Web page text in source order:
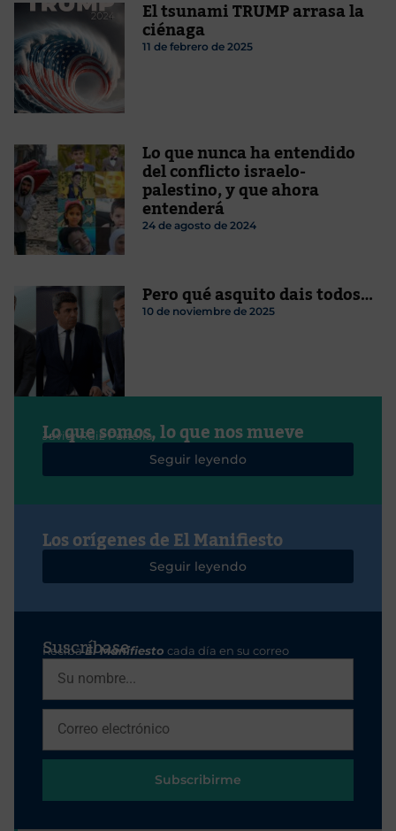
El tsunami TRUMP arrasa la
ciénaga
11 de febrero de 2025
Lo que nunca ha entendido
del conflicto israelo-
palestino, y que ahora
entenderá
24 de agosto de 2024
Pero qué asquito dais todos…
10 de noviembre de 2025
Lo que somos, lo que nos mueve
Javier Ruiz Portella
Seguir leyendo
Los orígenes de El Manifiesto
Seguir leyendo
Suscríbase
RecibaEl Manifiesto cada día en su correo
Subscribirme